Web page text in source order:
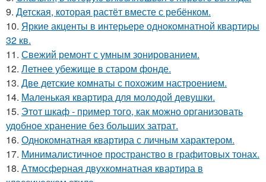
9. Детская, которая растёт вместе с ребёнком.
10. Яркие акценты в интерьере однокомнатной квартиры
32 кв.
11. Свежий ремонт с умным зонированием.
12. Летнее убежище в старом фонде.
13. Две детские комнаты с похожим настроением.
14. Маленькая квартира для молодой девушки.
15. Этот шкаф - пример того, как можно организовать
удобное хранение без больших затрат.
16. Однокомнатная квартира с личным характером.
17. Минималистичное пространство в графитовых тонах.
18. Атмосферная двухкомнатная квартира в